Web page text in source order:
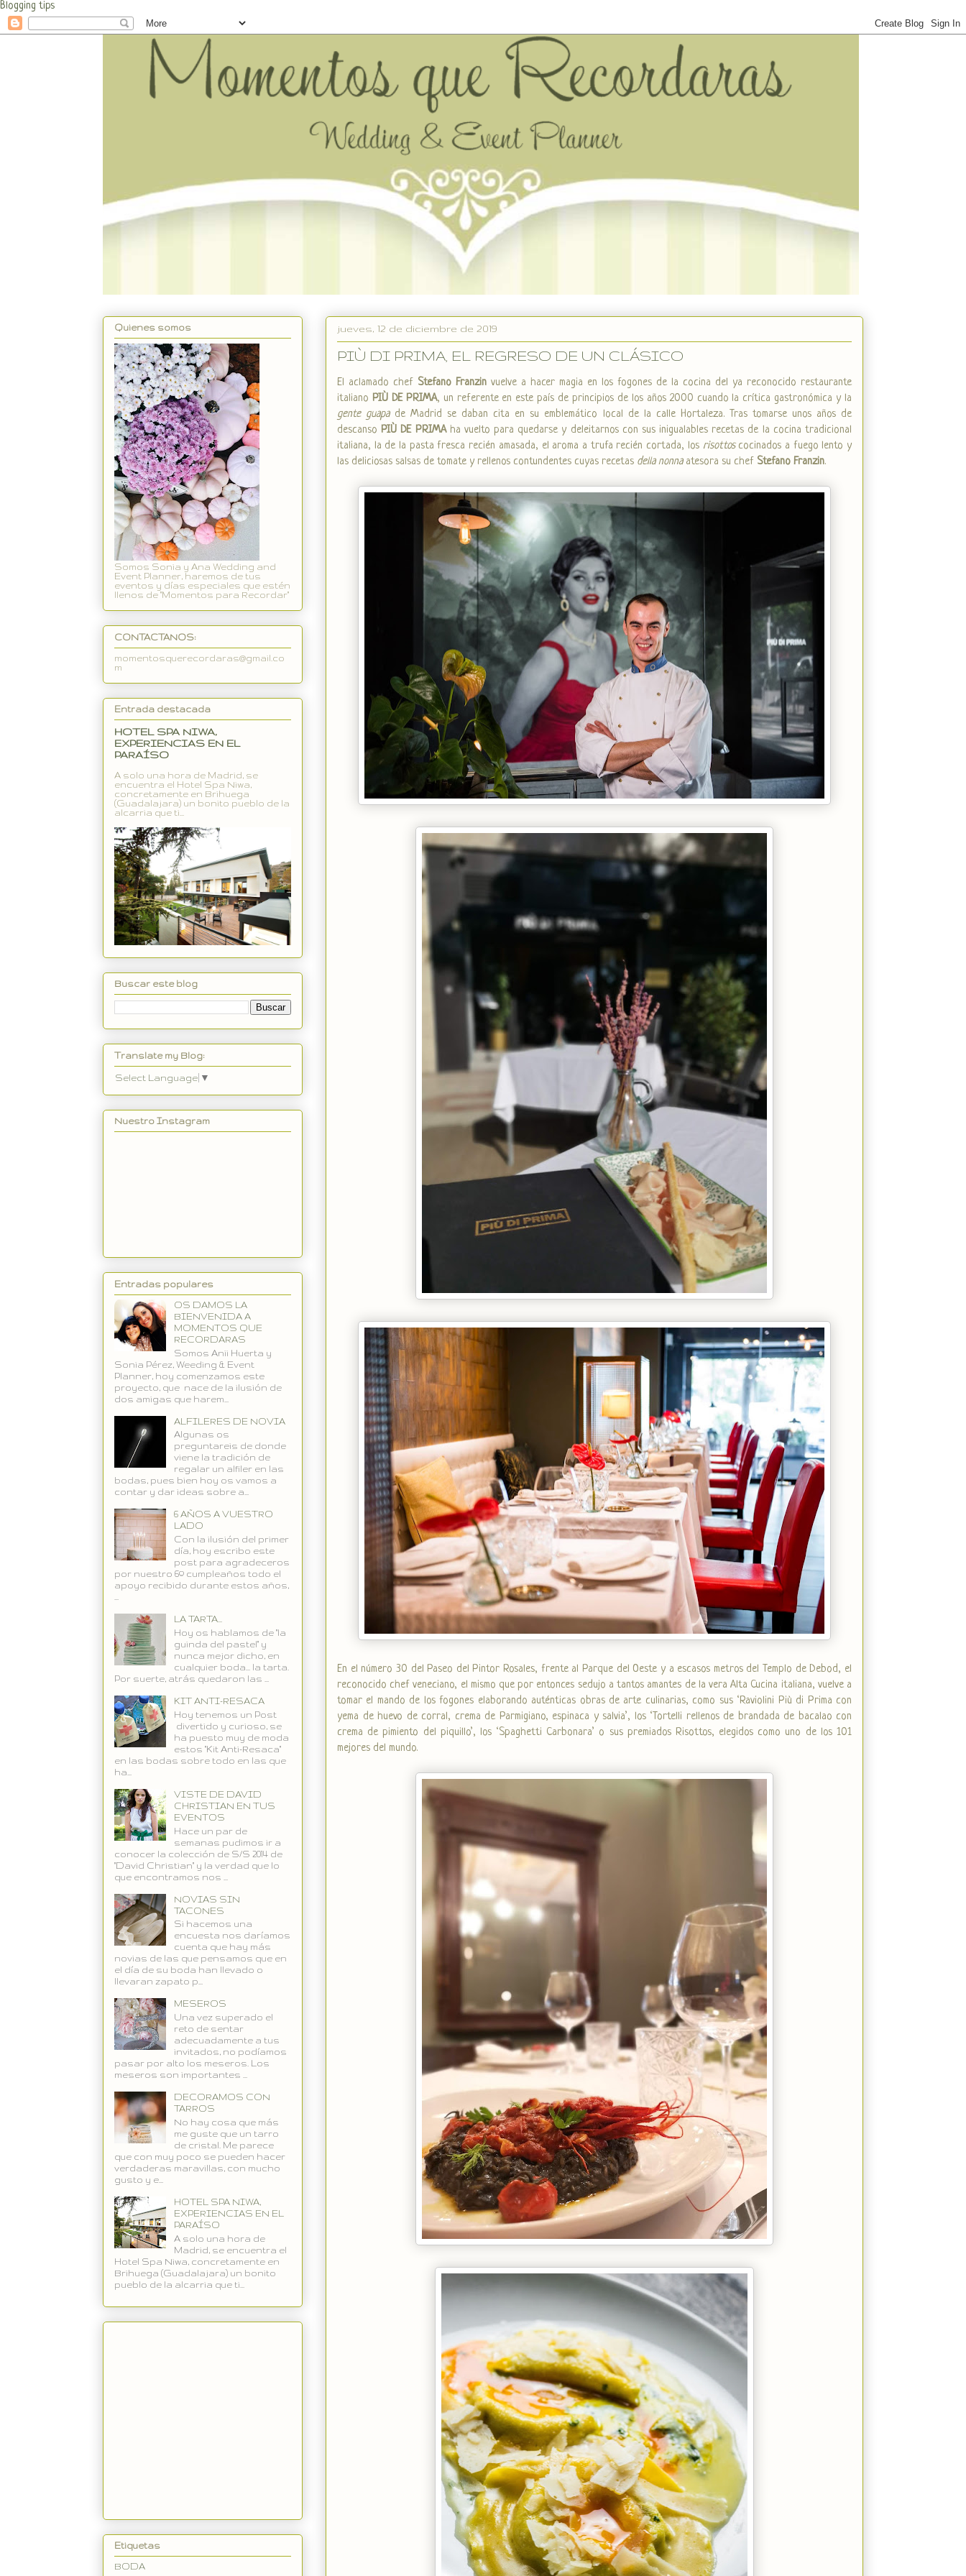
Blogging tips
jueves, 12 de diciembre de 2019
PIÙ DI PRIMA, EL REGRESO DE UN CLÁSICO
El aclamado chef Stefano Franzin vuelve a hacer magia en los fogones de la cocina del ya reconocido restaurante
italiano PIÙ DE PRIMA, un referente en este país de principios de los años 2000 cuando la crítica gastronómica y la
gente guapade Madrid se daban cita en su emblemático local de la calle Hortaleza. Tras tomarse unos años de
descanso PIÙ DE PRIMAha vuelto para quedarse y deleitarnos con sus inigualables recetas de la cocina tradicional
italiana, la de la pasta fresca recién amasada, el aroma a trufa recién cortada, los risottoscocinados a fuego lento y
las deliciosas salsas de tomate y rellenos contundentes cuyas recetas della nonnaatesora su chef Stefano Franzin.
En el número 30 del Paseo del Pintor Rosales, frente al Parque del Oeste y a escasos metros del Templo de Debod, el
reconocido chef veneciano, el mismo que por entonces sedujo a tantos amantes de la vera Alta Cucina italiana, vuelve a
tomar el mando de los fogones elaborando auténticas obras de arte culinarias, como sus ‘Raviolini Più di Prima con
yema de huevo de corral, crema de Parmigiano, espinaca y salvia’, los ‘Tortelli rellenos de brandada de bacalao con
crema de pimiento del piquillo’, los ‘Spaghetti Carbonara’ o sus premiados Risottos, elegidos como uno de los 101
mejores del mundo.
Quienes somos
Somos Sonia y Ana Wedding and
Event Planner, haremos de tus
eventos y días especiales que estén
llenos de "Momentos para Recordar"
CONTACTANOS:
momentosquerecordaras@gmail.co
m
Entrada destacada
HOTEL SPA NIWA,
EXPERIENCIAS EN EL
PARAÍSO
A solo una hora de Madrid, se
encuentra el Hotel Spa Niwa,
concretamente en Brihuega
(Guadalajara) un bonito pueblo de la
alcarria que ti...
Buscar este blog
Translate my Blog:
Select Language ▼
Nuestro Instagram
Entradas populares
OS DAMOS LA
BIENVENIDA A
MOMENTOS QUE
RECORDARAS
Somos Anii Huerta y
Sonia Pérez, Weeding & Event
Planner, hoy comenzamos este
proyecto, que nace de la ilusión de
dos amigas que harem...
ALFILERES DE NOVIA
Algunas os
preguntareis de donde
viene la tradición de
regalar un alfiler en las
bodas, pues bien hoy os vamos a
contar y dar ideas sobre a...
6 AÑOS A VUESTRO
LADO
Con la ilusión del primer
día, hoy escribo este
post para agradeceros
por nuestro 6º cumpleaños todo el
apoyo recibido durante estos años,
LA TARTA...
Hoy os hablamos de "la
guinda del pastel" y
nunca mejor dicho, en
cualquier boda... la tarta.
Por suerte, atrás quedaron las ...
KIT ANTI-RESACA
Hoy tenemos un Post
divertido y curioso, se
ha puesto muy de moda
estos "Kit Anti-Resaca"
en las bodas sobre todo en las que
ha...
VISTE DE DAVID
CHRISTIAN EN TUS
EVENTOS
Hace un par de
semanas pudimos ir a
conocer la colección de S/S 2014 de
"David Christian" y la verdad que lo
que encontramos nos ...
NOVIAS SIN
TACONES
Si hacemos una
encuesta nos daríamos
cuenta que hay más
novias de las que pensamos que en
el día de su boda han llevado o
llevaran zapato p...
MESEROS
Una vez superado el
reto de sentar
adecuadamente a tus
invitados, no podíamos
pasar por alto los meseros. Los
meseros son importantes ...
DECORAMOS CON
TARROS
No hay cosa que más
me guste que un tarro
de cristal. Me parece
que con muy poco se pueden hacer
verdaderas maravillas, con mucho
gusto y e...
HOTEL SPA NIWA,
EXPERIENCIAS EN EL
PARAÍSO
A solo una hora de
Madrid, se encuentra el
Hotel Spa Niwa, concretamente en
Brihuega (Guadalajara) un bonito
pueblo de la alcarria que ti...
Etiquetas
BODA